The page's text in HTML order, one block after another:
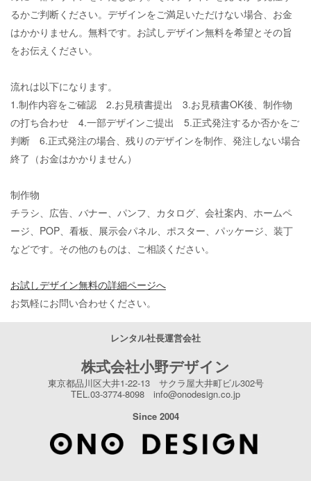
るかご判断ください。 デザインをご満足いただけない場合、 お金
はかかりません。無料です。 お試しデザイン無料を希望とその旨
をお伝えください。
流れは以下になります。
1.制作内容をご確認 2.お見積書提出 3.お見積書OK後、制作物
の打ち合わせ 4.一部デザインご提出 5.正式発注するか否かをご
判断 6.正式発注の場合、残りのデザインを制作、 発注しない場合
終了（お金はかかりません）
制作物
チラシ、広告、バナー、パンフ、カタログ、会社案内、ホームペ
ージ、 POP 、看板、展示会パネル、ポスター、パッケージ、装丁
などです。 その他のものは、ご相談ください。
お試しデザイン無料の詳細ページへ
お気軽にお問い合わせください。
レンタル社長運営会社
株式会社小野デザイン
東京都品川区大井1-22-13 サクラ屋大井町ビル302号
TEL.03-3774-8098 info@onodesign.co.jp
Since 2004